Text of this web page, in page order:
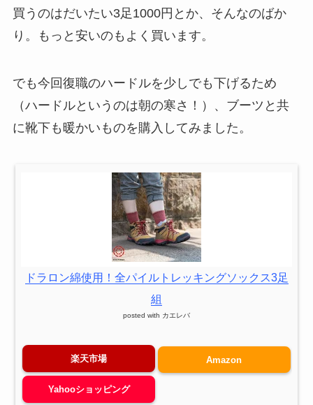
買うのはだいたい3足1000円とか、そんなのばか
り。もっと安いのもよく買います。
でも今回復職のハードルを少しでも下げるため
（ハードルというのは朝の寒さ！）、ブーツと共
に靴下も暖かいものを購入してみました。
ドラロン綿使用！全パイルトレッキングソックス3足
組
posted with カエレバ
楽天市場 Amazon
Yahooショッピング